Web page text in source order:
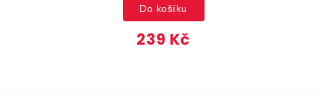
239 Kč
Do košíku